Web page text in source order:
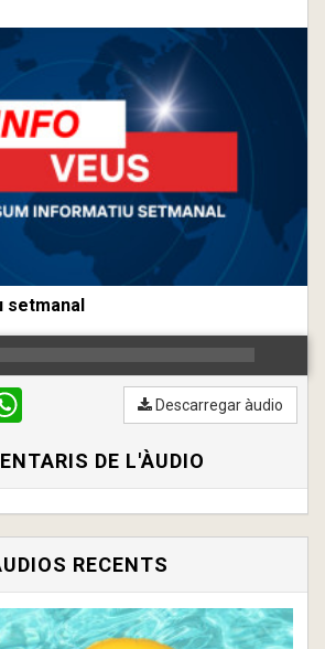
setmanal
Descarregar àudio
DE L'ÀUDIO
RECENTS